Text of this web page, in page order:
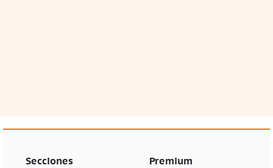
Secciones Premium